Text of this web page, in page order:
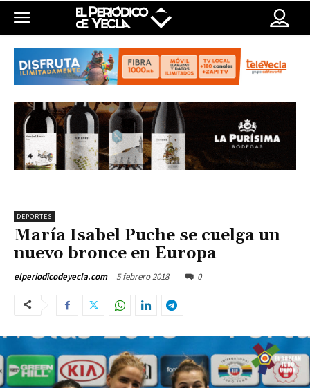
DEPORTES
María Isabel Puche se cuelga un
nuevo bronce en Europa
elperiodicodeyecla.com 5 febrero 2018 0